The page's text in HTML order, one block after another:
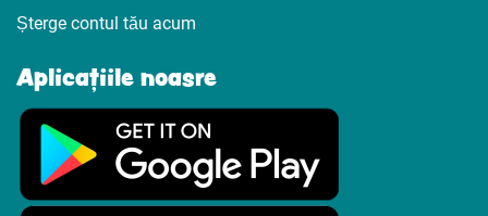
Șterge contul tău acum
Aplicațiile noasre